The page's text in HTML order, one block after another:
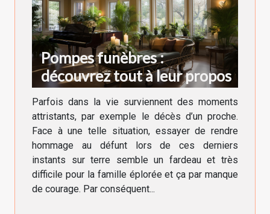
Pompes funèbres :
découvrez tout à leur propos
Parfois dans la vie surviennent des moments
attristants, par exemple le décès d’un proche.
Face à une telle situation, essayer de rendre
hommage au défunt lors de ces derniers
instants sur terre semble un fardeau et très
difficile pour la famille éplorée et ça par manque
de courage. Par conséquent...